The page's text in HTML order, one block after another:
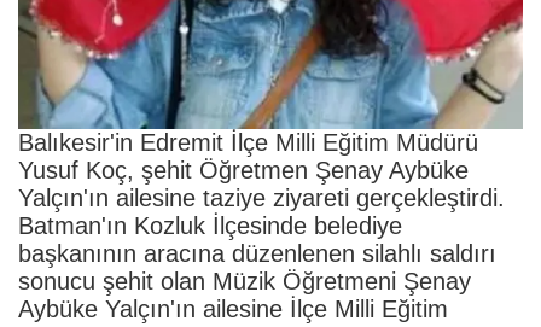
Balıkesir'in Edremit İlçe Milli Eğitim Müdürü
Yusuf Koç, şehit Öğretmen Şenay Aybüke
Yalçın'ın ailesine taziye ziyareti gerçekleştirdi.
Batman'ın Kozluk İlçesinde belediye
başkanının aracına düzenlenen silahlı saldırı
sonucu şehit olan Müzik Öğretmeni Şenay
Aybüke Yalçın'ın ailesine İlçe Milli Eğitim